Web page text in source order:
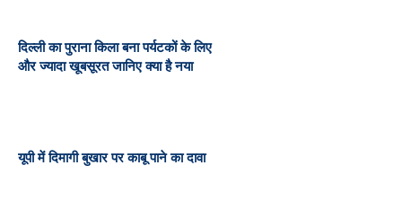
दिल्ली का पुराना किला बना पर्यटकों के लिए
और ज्यादा खूबसूरत जानिए क्या है नया
यूपी में दिमागी बुखार पर काबू पाने का दावा